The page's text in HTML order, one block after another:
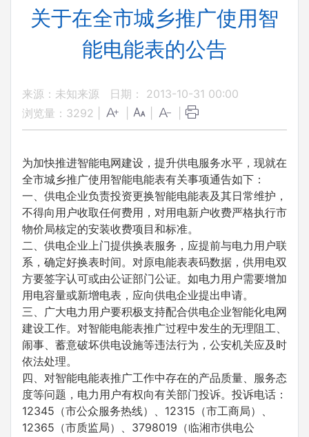
关于在全市城乡推广使用智
能电能表的公告
来源：未知来源
日期： 2013-10-31 00:00
浏览量： 3292
为加快推进智能电网建设，提升供电服务水平，现就在
全市城乡推广使用智能电能表有关事项通告如下：
一、供电企业负责投资更换智能电能表及其日常维护，
不得向用户收取任何费用，对用电新户收费严格执行市
物价局核定的安装收费项目和标准。
二、供电企业上门提供换表服务，应提前与电力用户联
系，确定好换表时间。对原电能表表码数据，供用电双
方要签字认可或由公证部门公证。如电力用户需要增加
用电容量或新增电表，应向供电企业提出申请。
三、广大电力用户要积极支持配合供电企业智能化电网
建设工作。对智能电能表推广过程中发生的无理阻工、
闹事、蓄意破坏供电设施等违法行为，公安机关应及时
依法处理。
四、对智能电能表推广工作中存在的产品质量、服务态
度等问题，电力用户有权向有关部门投诉。投诉电话：
12345（市公众服务热线）、12315（市工商局）、
12365（市质监局）、3798019（临湘市供电公